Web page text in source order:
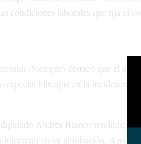
condiciones laborales que fija el
(Siempre) destacó que el
especial hincapié en la incidencia
Andrés Blanco reivindicó
en su aprobación.